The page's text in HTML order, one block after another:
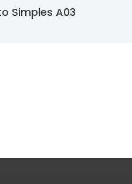
Simples A03